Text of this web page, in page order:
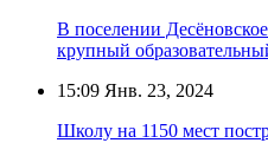
В поселении
крупный
15:09 Янв. 23, 2024
Школу на 1150 мест